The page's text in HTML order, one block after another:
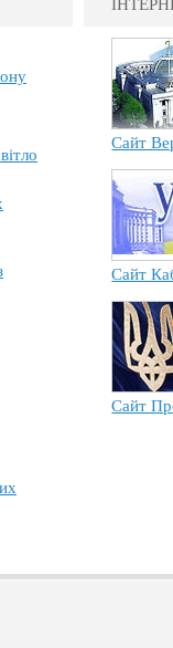
Сайт
Сайт
Сайт